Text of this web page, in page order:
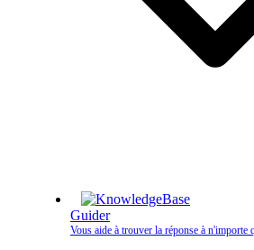
Guider
Vous aide à trouver la réponse à n'importe